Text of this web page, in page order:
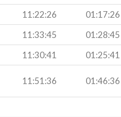
11:22:26 01:17:26
11:33:45 01:28:45
11:30:41 01:25:41
11:51:36 01:46:36